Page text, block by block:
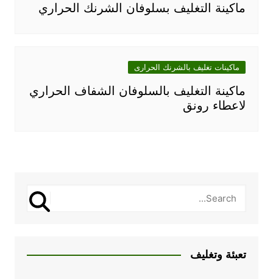
ماكينة التغليف بسلوفان الشرنك الحراري
ماكينات تغليف بالشرنك الحرارى
ماكينة التغليف بالسلوفان الشفاف الحراري
لاعطاء رونق
تعبئة وتغليف